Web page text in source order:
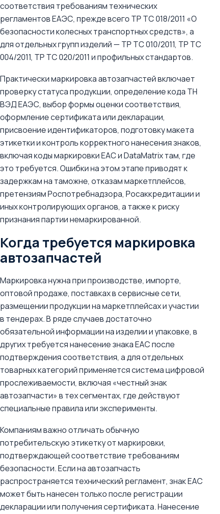
соответствия требованиям технических
регламентов ЕАЭС, прежде всего ТР ТС 018/2011 «О
безопасности колесных транспортных средств», а
для отдельных групп изделий — ТР ТС 010/2011, ТР ТС
004/2011, ТР ТС 020/2011 и профильных стандартов.
Практически маркировка автозапчастей включает
проверку статуса продукции, определение кода ТН
ВЭД ЕАЭС, выбор формы оценки соответствия,
оформление сертификата или декларации,
присвоение идентификаторов, подготовку макета
этикетки и контроль корректного нанесения знаков,
включая коды маркировки ЕАС и DataMatrix там, где
это требуется. Ошибки на этом этапе приводят к
задержкам на таможне, отказам маркетплейсов,
претензиям Роспотребнадзора, Росаккредитации и
иных контролирующих органов, а также к риску
признания партии немаркированной.
Когда требуется маркировка
автозапчастей
Маркировка нужна при производстве, импорте,
оптовой продаже, поставках в сервисные сети,
размещении продукции на маркетплейсах и участии
в тендерах. В ряде случаев достаточно
обязательной информации на изделии и упаковке, в
других требуется нанесение знака ЕАС после
подтверждения соответствия, а для отдельных
товарных категорий применяется система цифровой
прослеживаемости, включая «честный знак
автозапчасти» в тех сегментах, где действуют
специальные правила или эксперименты.
Компаниям важно отличать обычную
потребительскую этикетку от маркировки,
подтверждающей соответствие требованиям
безопасности. Если на автозапчасть
распространяется технический регламент, знак ЕАС
может быть нанесен только после регистрации
декларации или получения сертификата. Нанесение